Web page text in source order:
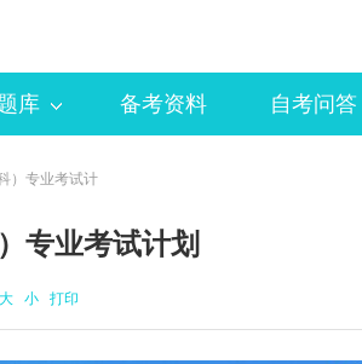
库 备考资料 自考问答
）专业考试计
专业考试计划
大 小 打印